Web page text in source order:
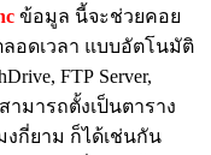
ข้อมูล นี้จะช่วยคอย
อดเวลา แบบอัตโนมัติ
FTP Server,
ามารถตั้งเป็นตาราง
งกี่ยาม ก็ได้เช่นกัน